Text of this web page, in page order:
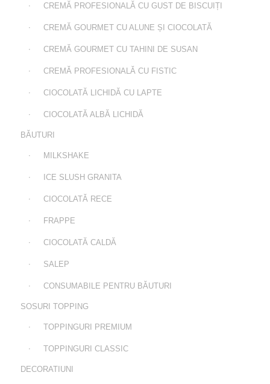
CREMĂ PROFESIONALĂ CU GUST DE BISCUIȚI
CREMĂ GOURMET CU ALUNE ȘI CIOCOLATĂ
CREMĂ GOURMET CU TAHINI DE SUSAN
CREMĂ PROFESIONALĂ CU FISTIC
CIOCOLATĂ LICHIDĂ CU LAPTE
CIOCOLATĂ ALBĂ LICHIDĂ
BĂUTURI
MILKSHAKE
ICE SLUSH GRANITA
CIOCOLATĂ RECE
FRAPPE
CIOCOLATĂ CALDĂ
SALEP
CONSUMABILE PENTRU BĂUTURI
SOSURI TOPPING
TOPPINGURI PREMIUM
TOPPINGURI CLASSIC
DECORATIUNI